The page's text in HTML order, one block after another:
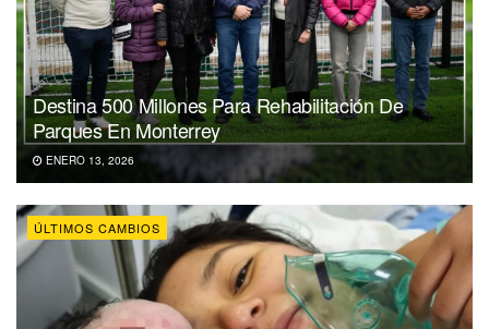
Destina 500 Millones Para Rehabilitación De
Parques En Monterrey
ENERO 13, 2026
ÚLTIMOS CAMBIOS